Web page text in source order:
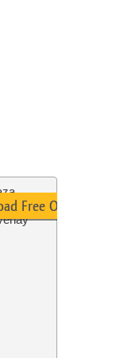
Free Overlay